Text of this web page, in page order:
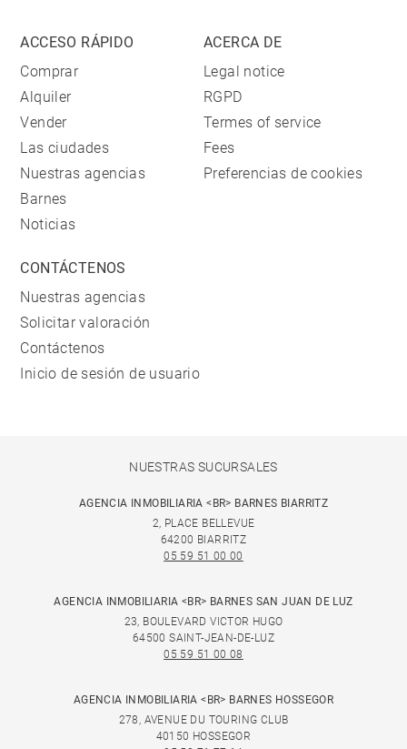
ACCESO RÁPIDO
Comprar
Alquiler
Vender
Las ciudades
Nuestras agencias
Barnes
Noticias
ACERCA DE
Legal notice
RGPD
Termes of service
Fees
Preferencias de cookies
CONTÁCTENOS
Nuestras agencias
Solicitar valoración
Contáctenos
Inicio de sesión de usuario
NUESTRAS SUCURSALES
AGENCIA INMOBILIARIA <BR> BARNES BIARRITZ
2, PLACE BELLEVUE
64200 BIARRITZ
05 59 51 00 00
AGENCIA INMOBILIARIA <BR> BARNES SAN JUAN DE LUZ
23, BOULEVARD VICTOR HUGO
64500 SAINT-JEAN-DE-LUZ
05 59 51 00 08
AGENCIA INMOBILIARIA <BR> BARNES HOSSEGOR
278, AVENUE DU TOURING CLUB
40150 HOSSEGOR